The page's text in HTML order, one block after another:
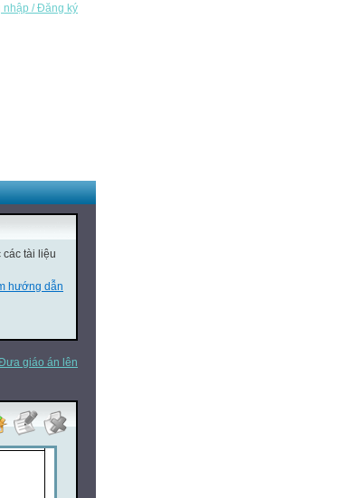
nhập / Đăng ký
tài liệu
hướng dẫn
giáo án lên